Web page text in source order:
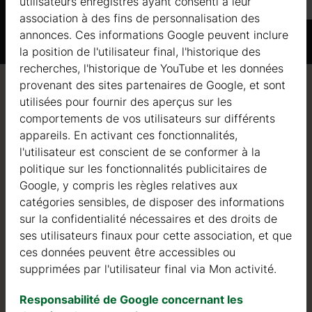
Qualité / garantie / conseil
Qualité
Nous sommes actifs dans le domaine de la fabrication
de structures en bois depuis 2004. Au cours de ces
années, nous avons sélectionné les meilleurs
fournisseurs de bois. Nous utilisons exclusivement du
sapin nordique à croissance lente provenant de forêts
association à des fins de personnalisation des
annonces. Ces informations Google peuvent inclure
la position de l'utilisateur final, l'historique des
recherches, l'historique de YouTube et les données
provenant des sites partenaires de Google, et sont
utilisées pour fournir des aperçus sur les
comportements de vos utilisateurs sur différents
appareils. En activant ces fonctionnalités,
l'utilisateur est conscient de se conformer à la
politique sur les fonctionnalités publicitaires de
Google, y compris les règles relatives aux
catégories sensibles, de disposer des informations
sur la confidentialité nécessaires et des droits de
ses utilisateurs finaux pour cette association, et que
ces données peuvent être accessibles ou
supprimées par l'utilisateur final via Mon activité.
Responsabilité de Google concernant les